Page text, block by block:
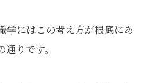
学にはこの考え方が根底にあ
りです。